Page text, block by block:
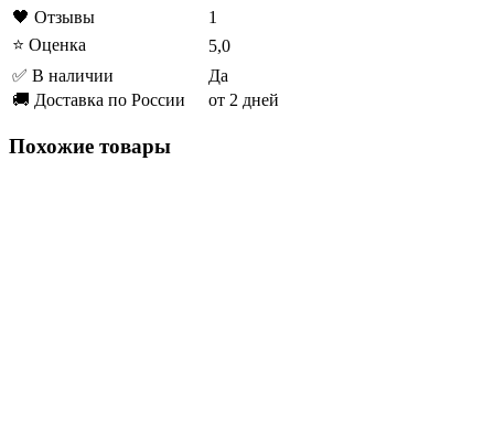
🖤 Отзывы
1
⭐ Оценка
5,0
✅ В наличии
Да
🚚 Доставка по России
от 2 дней
Похожие товары